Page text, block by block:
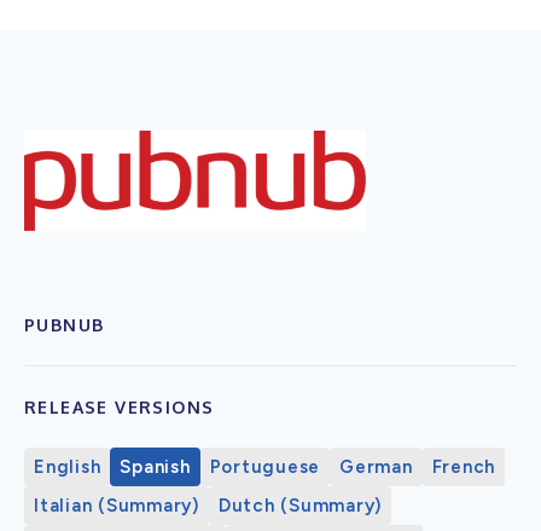
PUBNUB
RELEASE VERSIONS
English Spanish Portuguese German
French
Italian (Summary)
Dutch (Summary)